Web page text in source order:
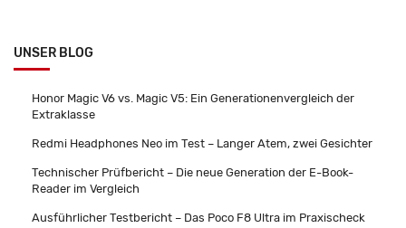
UNSER BLOG
Honor Magic V6 vs. Magic V5: Ein Generationenvergleich der
Extraklasse
Redmi Headphones Neo im Test – Langer Atem, zwei Gesichter
Technischer Prüfbericht – Die neue Generation der E-Book-
Reader im Vergleich
Ausführlicher Testbericht – Das Poco F8 Ultra im Praxischeck